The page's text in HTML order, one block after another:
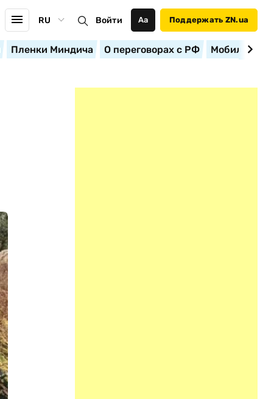
RU Войти Аа Поддержать ZN.ua
Пленки Миндича О переговорах с РФ